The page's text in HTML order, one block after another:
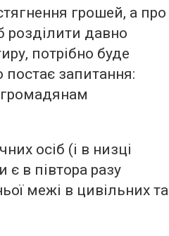
грошей, а про
давно
потрібно буде
постає запитання:
осіб (і в низці
в півтора разу
межі в цивільних та